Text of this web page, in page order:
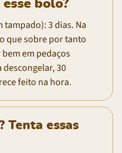
bolo?
3 dias. Na
que sobre por tanto
em pedaços
30
feito na hora.
Tenta essas